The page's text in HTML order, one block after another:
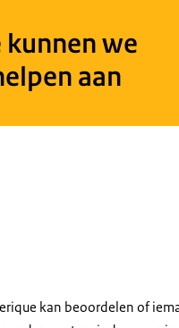
we
aan
kan beoordelen of